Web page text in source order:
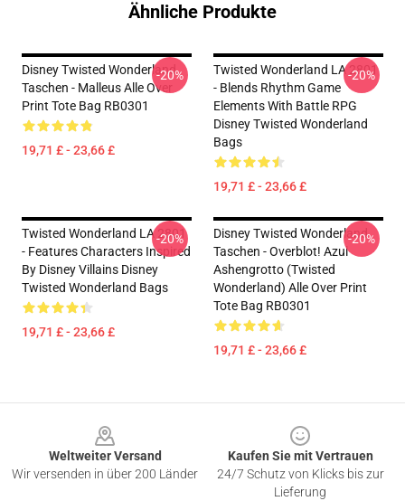
Ähnliche Produkte
Disney Twisted Wonderland
Taschen - Malleus Alle Over
Print Tote Bag RB0301
19,71 £ - 23,66 £
-20%
Twisted Wonderland LA 2801
- Blends Rhythm Game
Elements With Battle RPG
Disney Twisted Wonderland
Bags
19,71 £ - 23,66 £
-20%
Twisted Wonderland LA 2801
- Features Characters Inspired
By Disney Villains Disney
Twisted Wonderland Bags
19,71 £ - 23,66 £
-20%
Disney Twisted Wonderland
Taschen - Overblot! Azul
Ashengrotto (Twisted
Wonderland) Alle Over Print
Tote Bag RB0301
19,71 £ - 23,66 £
-20%
Weltweiter Versand
Wir versenden in über 200 Länder
Kaufen Sie mit Vertrauen
24/7 Schutz von Klicks bis zur
Lieferung